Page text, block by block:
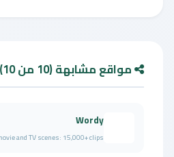
مواقع مشابهة (10 من 10)
Wordy
and TV scenes: 15,000+ clips...